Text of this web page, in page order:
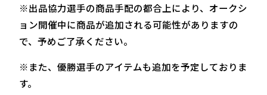
※出品協力選手の商品手配の都合上により、オークシ
ョン開催中に商品が追加される可能性がありますの
で、予めご了承ください。
※また、優勝選手のアイテムも追加を予定しておりま
す。